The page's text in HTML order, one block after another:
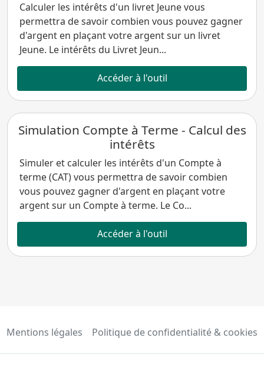
Calculer les intérêts d'un livret Jeune vous
permettra de savoir combien vous pouvez gagner
d'argent en plaçant votre argent sur un livret
Jeune. Le intérêts du Livret Jeun...
Accéder à l'outil
Simulation Compte à Terme - Calcul des
intérêts
Simuler et calculer les intérêts d'un Compte à
terme (CAT) vous permettra de savoir combien
vous pouvez gagner d'argent en plaçant votre
argent sur un Compte à terme. Le Co...
Accéder à l'outil
Mentions légales Politique de confidentialité & cookies